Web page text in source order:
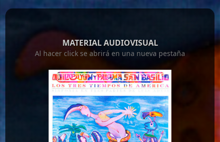
MATERIAL AUDIOVISUAL
Al hacer click se abrirá en una nueva pestaña